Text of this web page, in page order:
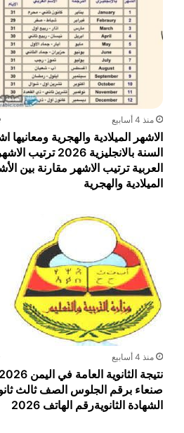
منذ 4 أسابيع
الاشهر الميلادية والهجرية ومعانيها
السنة بالانجليزية 2026 ترتيب
العربية ترتيب الاشهر مقارنة بين
الميلادية والهجرية
منذ 4 أسابيع
نتيجة الثانوية العامة في اليمن 2026
صنعاء برقم الجلوس الصف ثالث
الشهادة الثانويةرقم الهاتف 2026